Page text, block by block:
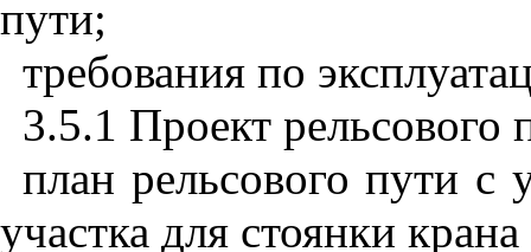
пути;
требования по
3.5.1 Проект рельсового
план рельсового пути с
участка для стоянки